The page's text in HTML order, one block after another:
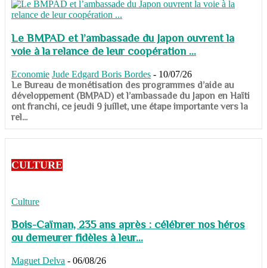
Le BMPAD et l’ambassade du Japon ouvrent la
voie à la relance de leur coopération ...
Economie Jude Edgard Boris Bordes - 10/07/26
​​​​​​​Le Bureau de monétisation des programmes d’aide au
développement (BMPAD) et l’ambassade du Japon en Haïti
ont franchi, ce jeudi 9 juillet, une étape importante vers la
rel...
CULTURE
Culture
Bois-Caïman, 235 ans après : célébrer nos héros
ou demeurer fidèles à leur...
Maguet Delva - 06/08/26